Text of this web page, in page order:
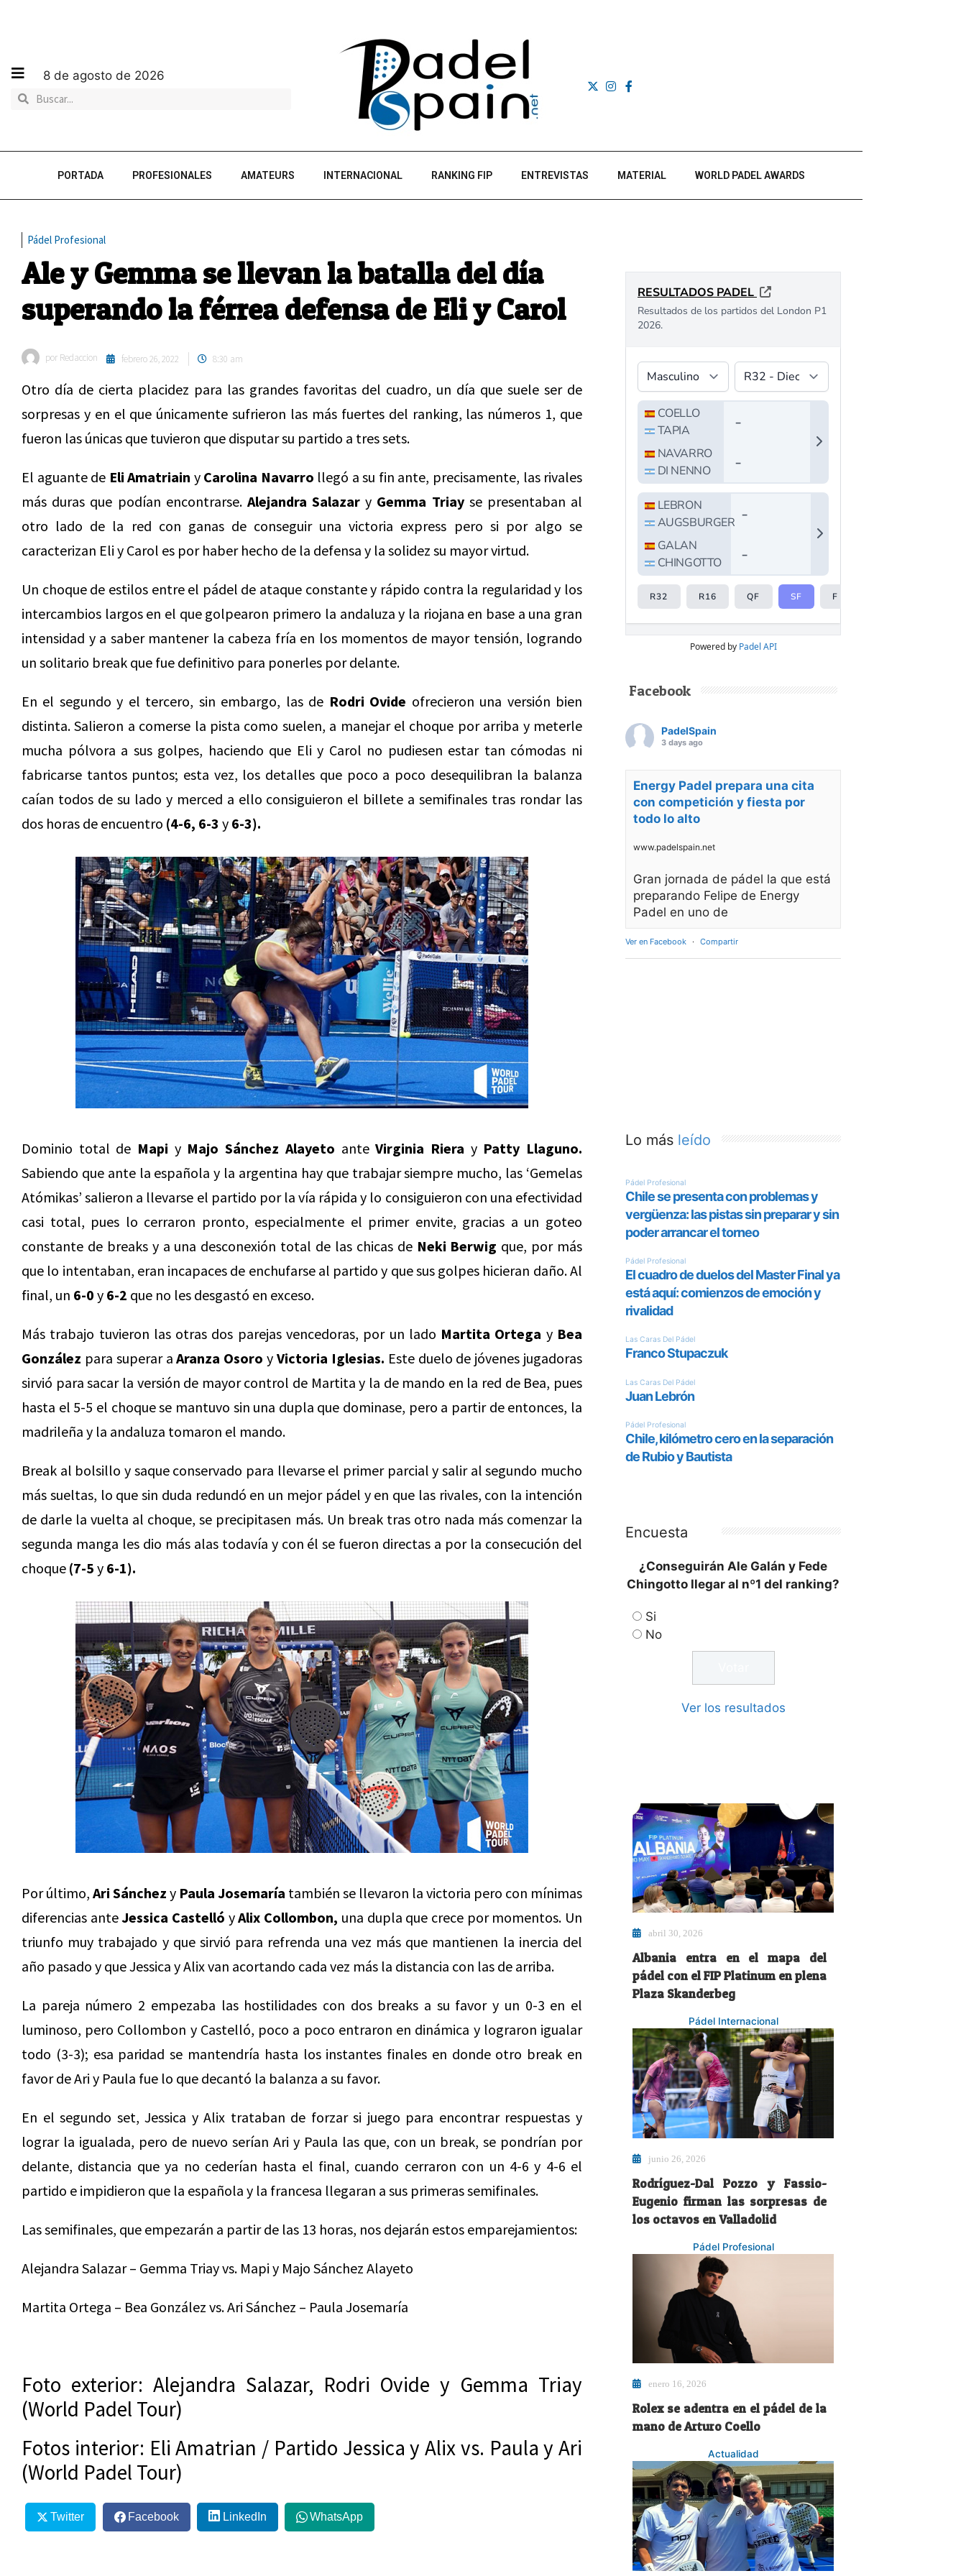
8 de agosto de 2026
PORTADA PROFESIONALES AMATEURS INTERNACIONAL RANKING FIP ENTREVISTAS MATERIAL WORLD PADEL AWARDS
Pádel Profesional
Ale y Gemma se llevan la batalla del día
superando la férrea defensa de Eli y Carol
por Redaccion febrero 26, 2022 8:30 am
Otro día de cierta placidez para las grandes favoritas del cuadro, un día que suele ser de
sorpresas y en el que únicamente sufrieron las más fuertes del ranking, las números 1, que
fueron las únicas que tuvieron que disputar su partido a tres sets.
El aguante de Eli Amatriain y Carolina Navarro llegó a su fin ante, precisamente, las rivales
más duras que podían encontrarse. Alejandra Salazar y Gemma Triayse presentaban al
otro lado de la red con ganas de conseguir una victoria express pero si por algo se
caracterizan Eli y Carol es por haber hecho de la defensa y la solidez su mayor virtud.
Un choque de estilos entre el pádel de ataque constante y rápido contra la regularidad y los
intercambios largos en el que golpearon primero la andaluza y la riojana en base a una gran
intensidad y a saber mantener la cabeza fría en los momentos de mayor tensión, logrando
un solitario break que fue definitivo para ponerles por delante.
En el segundo y el tercero, sin embargo, las de Rodri Ovide ofrecieron una versión bien
distinta. Salieron a comerse la pista como suelen, a manejar el choque por arriba y meterle
mucha pólvora a sus golpes, haciendo que Eli y Carol no pudiesen estar tan cómodas ni
fabricarse tantos puntos; esta vez, los detalles que poco a poco desequilibran la balanza
caían todos de su lado y merced a ello consiguieron el billete a semifinales tras rondar las
dos horas de encuentro (4-6, 6-3 y 6-3).
Dominio total de Mapi y Majo Sánchez Alayeto anteVirginia Riera y Patty Llaguno.
Sabiendo que ante la española y la argentina hay que trabajar siempre mucho, las ‘Gemelas
Atómikas’ salieron a llevarse el partido por la vía rápida y lo consiguieron con una efectividad
casi total, pues lo cerraron pronto, especialmente el primer envite, gracias a un goteo
constante de breaks y a una desconexión total de las chicas de Neki Berwig que, por más
que lo intentaban, eran incapaces de enchufarse al partido y que sus golpes hicieran daño. Al
final, un 6-0 y 6-2 que no les desgastó en exceso.
Más trabajo tuvieron las otras dos parejas vencedoras, por un lado Martita Ortega y Bea
González para superar aAranza Osoro y Victoria Iglesias. Este duelo de jóvenes jugadoras
sirvió para sacar la versión de mayor control de Martita y la de mando en la red de Bea, pues
hasta el 5-5 el choque se mantuvo sin una dupla que dominase, pero a partir de entonces, la
madrileña y la andaluza tomaron el mando.
Break al bolsillo y saque conservado para llevarse el primer parcial y salir al segundo mucho
más sueltas, lo que sin duda redundó en un mejor pádel y en que las rivales, con la intención
de darle la vuelta al choque, se precipitasen más. Un break tras otro nada más comenzar la
segunda manga les dio más alas todavía y con él se fueron directas a por la consecución del
choque (7-5 y 6-1).
Por último, Ari Sánchez y Paula Josemaría también se llevaron la victoria pero con mínimas
diferencias anteJessica Castelló yAlix Collombon, una dupla que crece por momentos. Un
triunfo muy trabajado y que sirvió para refrenda una vez más que mantienen la inercia del
año pasado y que Jessica y Alix van acortando cada vez más la distancia con las de arriba.
La pareja número 2 empezaba las hostilidades con dos breaks a su favor y un 0-3 en el
luminoso, pero Collombon y Castelló, poco a poco entraron en dinámica y lograron igualar
todo (3-3); esa paridad se mantendría hasta los instantes finales en donde otro break en
favor de Ari y Paula fue lo que decantó la balanza a su favor.
En el segundo set, Jessica y Alix trataban de forzar si juego para encontrar respuestas y
lograr la igualada, pero de nuevo serían Ari y Paula las que, con un break, se pondrían por
delante, distancia que ya no cederían hasta el final, cuando cerraron con un 4-6 y 4-6 el
partido e impidieron que la española y la francesa llegaran a sus primeras semifinales.
Las semifinales, que empezarán a partir de las 13 horas, nos dejarán estos emparejamientos:
Alejandra Salazar – Gemma Triay vs. Mapi y Majo Sánchez Alayeto
Martita Ortega – Bea González vs. Ari Sánchez – Paula Josemaría
Foto exterior: Alejandra Salazar, Rodri Ovide y Gemma Triay
(World Padel Tour)
Fotos interior: Eli Amatrian / Partido Jessica y Alix vs. Paula y Ari
(World Padel Tour)
Twitter Facebook LinkedIn WhatsApp
Powered by Padel API
Facebook
PadelSpain
3 days ago
Energy Padel prepara una cita
con competición y fiesta por
todo lo alto
www.padelspain.net
Gran jornada de pádel la que está
preparando Felipe de Energy
Padel en uno de
Ver en Facebook · Compartir
Lo más leído
Encuesta
¿Conseguirán Ale Galán y Fede
Chingotto llegar al nº1 del ranking?
Si
No
Ver los resultados
abril 30, 2026
Albania entra en el mapa del
pádel con el FIP Platinum en plena
Plaza Skanderbeg
Pádel Internacional
junio 26, 2026
Rodríguez-Dal Pozzo y Fassio-
Eugenio firman las sorpresas de
los octavos en Valladolid
Pádel Profesional
enero 16, 2026
Rolex se adentra en el pádel de la
mano de Arturo Coello
Actualidad